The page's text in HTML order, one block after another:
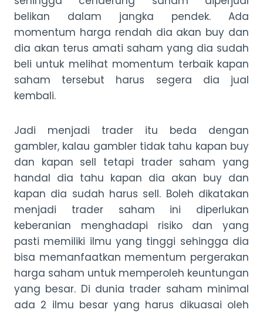
belikan dalam jangka pendek. Ada
momentum harga rendah dia akan buy dan
dia akan terus amati saham yang dia sudah
beli untuk melihat momentum terbaik kapan
saham tersebut harus segera dia jual
kembali.
Jadi menjadi trader itu beda dengan
gambler, kalau gambler tidak tahu kapan buy
dan kapan sell tetapi trader saham yang
handal dia tahu kapan dia akan buy dan
kapan dia sudah harus sell. Boleh dikatakan
menjadi trader saham ini diperlukan
keberanian menghadapi risiko dan yang
pasti memiliki ilmu yang tinggi sehingga dia
bisa memanfaatkan mementum pergerakan
harga saham untuk memperoleh keuntungan
yang besar. Di dunia trader saham minimal
ada 2 ilmu besar yang harus dikuasai oleh